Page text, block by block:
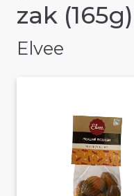
zak (165g)
Elvee